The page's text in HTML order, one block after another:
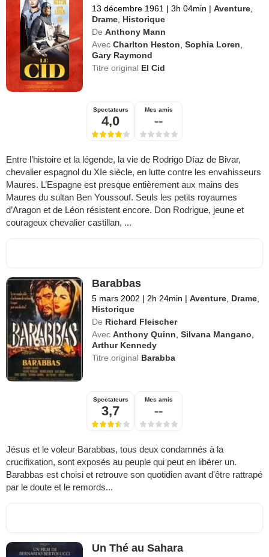
13 décembre 1961 | 3h 04min | Aventure
Drame Historique
De Anthony Mann
Avec Charlton Heston ,Sophia Loren
Gary Raymond
Titre original El Cid
Spectateurs
4,0
Mes amis
--
Entre l’histoire et la légende, la vie de Rodrigo Díaz de Bivar,
chevalier espagnol du XIe siècle, en lutte contre les envahisseurs
Maures. L’Espagne est presque entièrement aux mains des
Maures du sultan Ben Youssouf. Seuls les petits royaumes
d’Aragon et de Léon résistent encore. Don Rodrigue, jeune et
courageux chevalier castillan, ...
Barabbas
5 mars 2002 | 2h 24min | Aventure Drame
Historique
De Richard Fleischer
Avec Anthony Quinn ,Silvana Mangano
Arthur Kennedy
Titre original Barabba
Spectateurs
3,7
Mes amis
--
Jésus et le voleur Barabbas, tous deux condamnés à la
crucifixation, sont exposés au peuple qui peut en libérer un.
Barabbas est choisi et retrouve son quotidien avant d'être rattrapé
par le doute et le remords...
Un Thé au Sahara